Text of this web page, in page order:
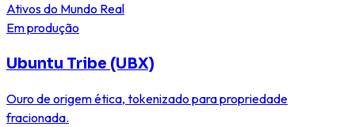
Ativos do Mundo Real
Em produção
Ubuntu Tribe (UBX)
Ouro de origem ética, tokenizado para propriedade
fracionada.